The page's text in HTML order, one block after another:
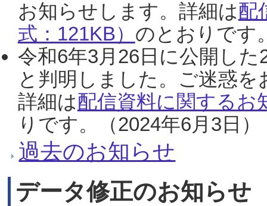
お知らせします。詳細は配
式：121KB） のとおりです
令和6年3月26日に公開し
と判明しました。ご迷惑
詳細は配信資料に関するお
りです。（2024年6月3日）
過去のお知らせ
データ修正のお知らせ